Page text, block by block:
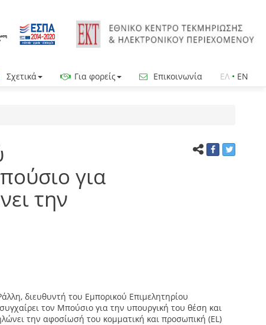
Σχετικά Για φορείς Επικοινωνία ΕΛ • EN
για
την
διευθυντή του Εμπορικού Επιμελητηρίου
τον Μπούσιο για την υπουργική του θέση και
την αφοσίωσή του κομματική και προσωπική (EL)